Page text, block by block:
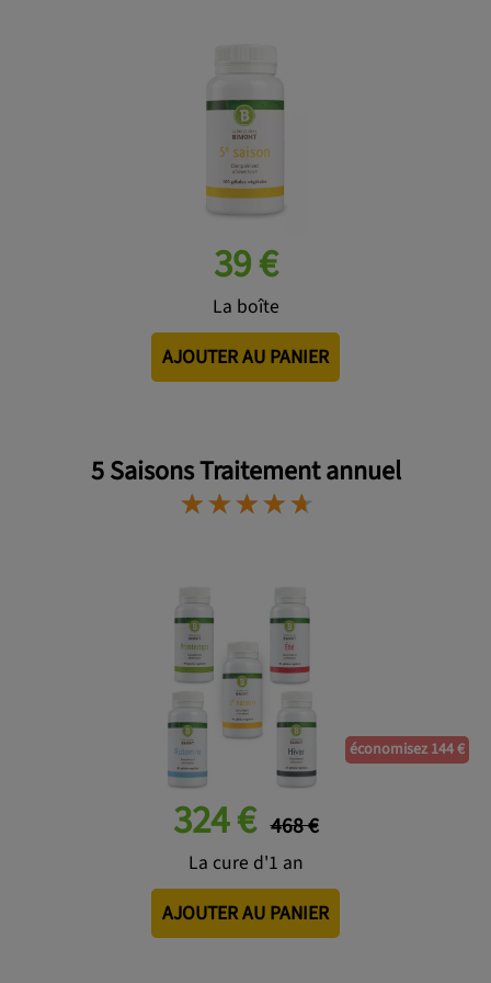
39 €
La boîte
AJOUTER AU PANIER
5 Saisons Traitement annuel
⋆⋆⋆⋆⋆
⋆⋆⋆⋆⋆
économisez 144 €
324 € 468 €
La cure d'1 an
AJOUTER AU PANIER